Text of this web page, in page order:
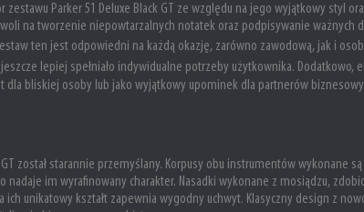
Parker 51 Deluxe Black GT ze względu na jego wyjątkowy styl
na tworzenie niepowtarzalnych notatek oraz podpisywanie ważnych
ten jest odpowiedni na każdą okazję, zarówno zawodową, jak i
lepiej spełniało indywidualne potrzeby użytkownika.
dla bliskiej osoby lub jako wyjątkowy upominek dla partnerów
został starannie przemyślany. Korpusy obu instrumentów wykonane
nadaje im wyrafinowany charakter. Nasadki wykonane z mosiądzu,
ich unikatowy kształt zapewnia wygodny uchwyt. Klasyczny design z